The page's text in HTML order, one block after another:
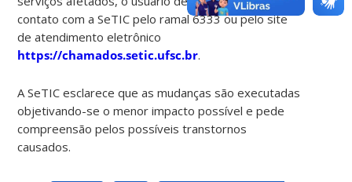
contato com a SeTIC pelo ramal 6333 ou pelo site
de atendimento eletrônico
https://chamados.setic.ufsc.br.
A SeTIC esclarece que as mudanças são executadas
objetivando-se o menor impacto possível e pede
compreensão pelos possíveis transtornos
causados.